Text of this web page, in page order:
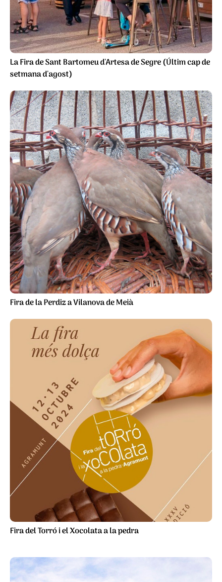
La Fira de Sant Bartomeu d'Artesa de Segre (Últim cap de
setmana d'agost)
Fira de la Perdiz a Vilanova de Meià
Fira del Torró i el Xocolata a la pedra